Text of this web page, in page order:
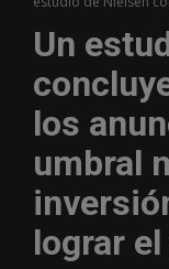
Un
los
umbral
lograr